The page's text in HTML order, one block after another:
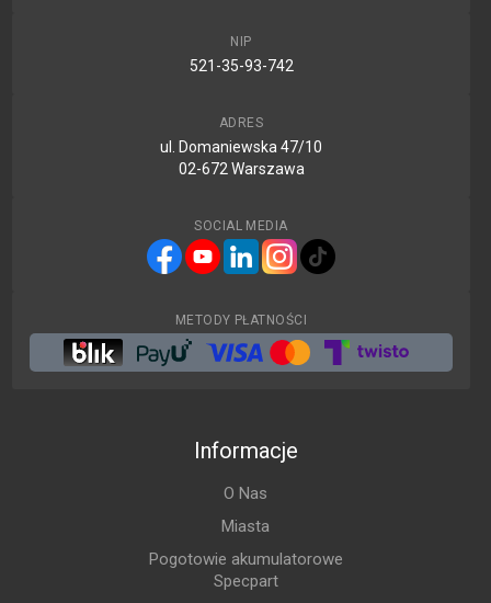
NIP
521-35-93-742
ADRES
ul. Domaniewska 47/10
02-672 Warszawa
SOCIAL MEDIA
METODY PŁATNOŚCI
Informacje
O Nas
Miasta
Pogotowie akumulatorowe
Specpart